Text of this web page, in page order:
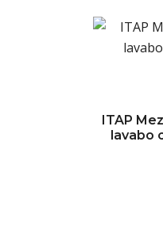
ITAP
lavabo